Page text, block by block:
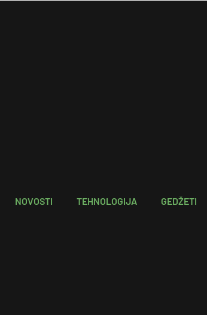
NOVOSTI TEHNOLOGIJA GEDŽETI